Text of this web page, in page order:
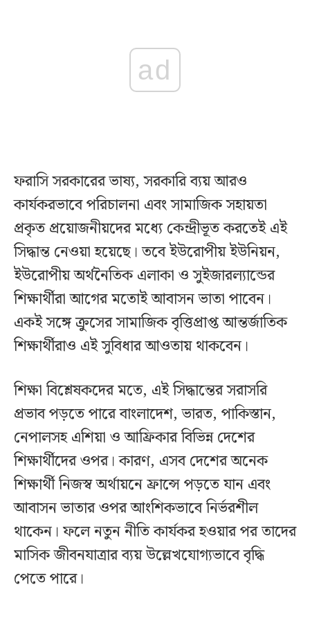
ad
ফরাসি সরকারের ভাষ্য, সরকারি ব্যয় আরও
কার্যকরভাবে পরিচালনা এবং সামাজিক সহায়তা
প্রকৃত প্রয়োজনীয়দের মধ্যে কেন্দ্রীভূত করতেই এই
সিদ্ধান্ত নেওয়া হয়েছে। তবে ইউরোপীয় ইউনিয়ন,
ইউরোপীয় অর্থনৈতিক এলাকা ও সুইজারল্যান্ডের
শিক্ষার্থীরা আগের মতোই আবাসন ভাতা পাবেন।
একই সঙ্গে ক্রুসের সামাজিক বৃত্তিপ্রাপ্ত আন্তর্জাতিক
শিক্ষার্থীরাও এই সুবিধার আওতায় থাকবেন।
শিক্ষা বিশ্লেষকদের মতে, এই সিদ্ধান্তের সরাসরি
প্রভাব পড়তে পারে বাংলাদেশ, ভারত, পাকিস্তান,
নেপালসহ এশিয়া ও আফ্রিকার বিভিন্ন দেশের
শিক্ষার্থীদের ওপর। কারণ, এসব দেশের অনেক
শিক্ষার্থী নিজস্ব অর্থায়নে ফ্রান্সে পড়তে যান এবং
আবাসন ভাতার ওপর আংশিকভাবে নির্ভরশীল
থাকেন। ফলে নতুন নীতি কার্যকর হওয়ার পর তাদের
মাসিক জীবনযাত্রার ব্যয় উল্লেখযোগ্যভাবে বৃদ্ধি
পেতে পারে।